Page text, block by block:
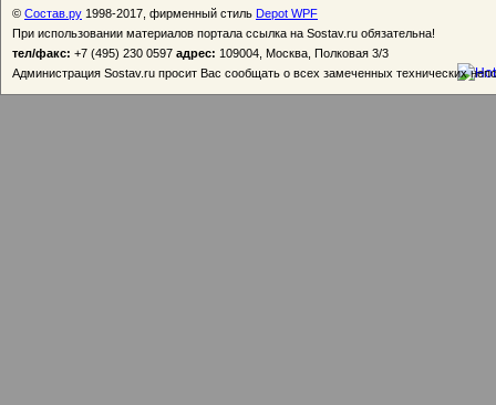
© Состав.ру 1998-2017, фирменный стиль Depot WPF
При использовании материалов портала ссылка на Sostav.ru обязательна!
тел/факс: +7 (495) 230 0597 адрес: 109004, Москва, Полковая 3/3
Администрация Sostav.ru просит Вас сообщать о всех замеченных технических